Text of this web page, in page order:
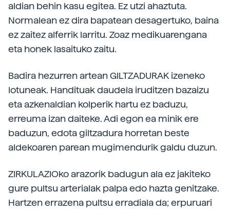
aldian behin kasu egitea. Ez utzi ahaztuta.
Normalean ez dira bapatean desagertuko, baina
ez zaitez alferrik larritu. Zoaz medikuarengana
eta honek lasaituko zaitu.
Badira hezurren artean GILTZADURAK izeneko
lotuneak. Handituak daudela iruditzen bazaizu
eta azkenaldian kolperik hartu ez baduzu,
erreuma izan daiteke. Adi egon ea minik ere
baduzun, edota giltzadura horretan beste
aldekoaren parean mugimendurik galdu duzun.
ZIRKULAZIOko arazorik badugun ala ez jakiteko
gure pultsu arterialak palpa edo hazta genitzake.
Hartzen errazena pultsu erradiala da; erpuruari